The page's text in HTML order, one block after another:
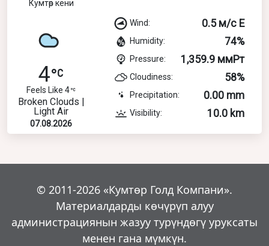
Кумтөр кени
4
Feels Like 4
Broken Clouds |
Light Air
07.08.2026
Wind: 0.5 м/с E
Humidity: 74%
Pressure: 1,359.9 ммРт
Cloudiness: 58%
Precipitation: 0.00 mm
Visibility: 10.0 km
© 2011-2026 «Кумтөр Голд Компани».
Материалдарды көчүрүп алуу
администрациянын жазуу турүндөгү уруксаты
менен гана мүмкүн.